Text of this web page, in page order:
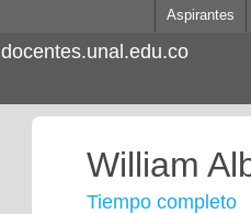
Aspirantes
docentes.unal.edu.co
William
Tiempo completo